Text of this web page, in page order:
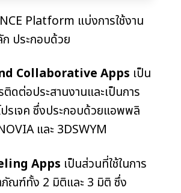
Platform แบ่งการใช้งาน
ประกอบด้วย
Collaborative Apps เป็น
ติดต่อประสานงานและเป็นการ
รเจค ซึ่งประกอบด้วยแอพพลิ
และ 3DSWYM
Apps เป็นส่วนที่ใช้ในการ
ณฑ์ทั้ง 2 มิติและ 3 มิติ ซึ่ง